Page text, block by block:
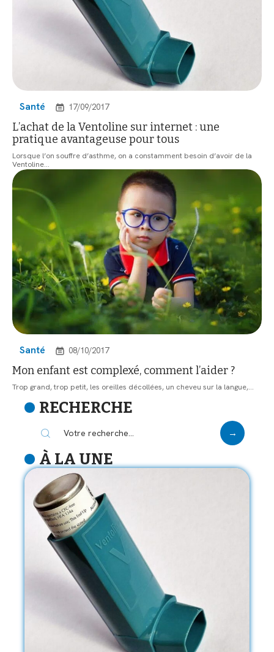
Santé 17/09/2017
L’achat de la Ventoline sur internet : une
pratique avantageuse pour tous
Lorsque l’on souffre d’asthme, on a constamment besoin d’avoir de la
Ventoline…
Santé 08/10/2017
Mon enfant est complexé, comment l’aider ?
Trop grand, trop petit, les oreilles décollées, un cheveu sur la langue,…
RECHERCHE
À LA UNE